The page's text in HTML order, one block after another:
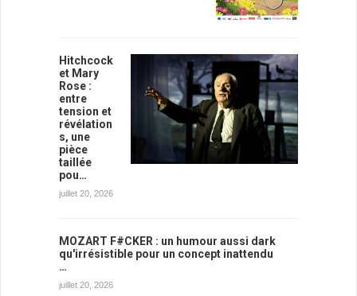
Hitchcock
et Mary
Rose :
entre
tension et
révélation
s, une
pièce
taillée
pou…
juillet 20, 2026
MOZART F#CKER : un humour aussi dark
qu'irrésistible pour un concept inattendu
…
juillet 20, 2026